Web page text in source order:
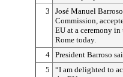
3
José Manuel
Commission,
EU at a ceremony
Rome today.
4 President Barroso
5
“I am delighted to